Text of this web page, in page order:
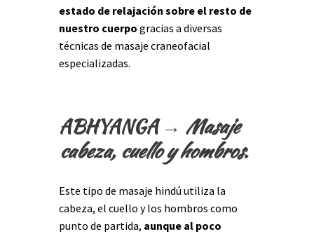
estado de relajación sobre el resto de
nuestro cuerpo gracias a diversas
técnicas de masaje craneofacial
especializadas.
ABHYANGA → Masaje
cabeza, cuello y hombros.
Este tipo de masaje hindú utiliza la
cabeza, el cuello y los hombros como
punto de partida, aunque al poco